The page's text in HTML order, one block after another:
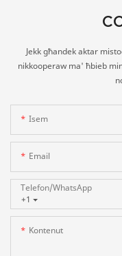
Jekk għandek aktar
nikkooperaw ma' ħbieb
Isem
Email
+1
Telefon/whatsApp
Kontenut